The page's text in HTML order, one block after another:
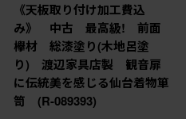
《天板取り付け加工費込
み》 中古 最高級! 前面
欅材 総漆塗り(木地呂塗
り) 渡辺家具店製 観音扉
に伝統美を感じる仙台着物箪
笥 (R-089393)